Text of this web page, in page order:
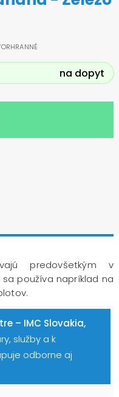
na dopyt
predovšetkým v
používa napríklad na
– IMC Slovakia,
služby a k
odborne aj